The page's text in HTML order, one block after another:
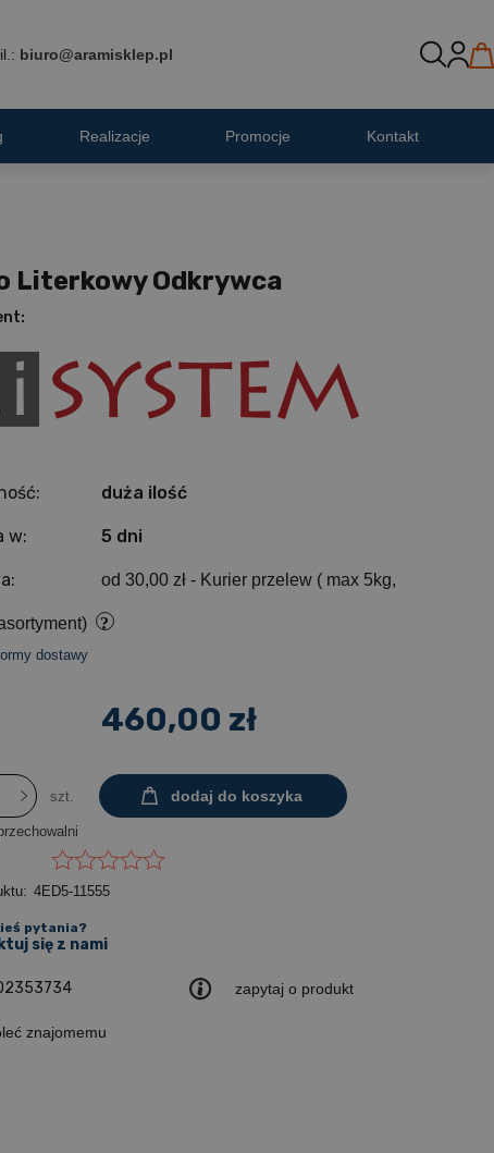
biuro@aramisklep.pl
Realizacje Promocje Kontakt
Literkowy Odkrywca
duża ilość
w: 5 dni
od 30,00 zł - Kurier przelew ( max 5kg,
dostawy
460,00 zł
szt. dodaj do koszyka
4ED5-11555
zapytaj o produkt
znajomemu
pytania?
się z nami